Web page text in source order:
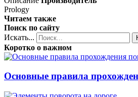
Prology
Читаем также
Поиск по сайту
Искать...
Коротко о важном
Основные правила